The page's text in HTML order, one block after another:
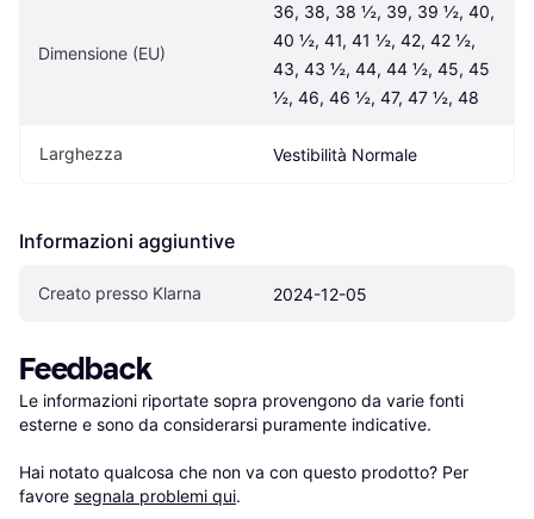
Dimensione (EU)
36, 38, 38 ½, 39, 39 ½, 40,
40 ½, 41, 41 ½, 42, 42 ½,
43, 43 ½, 44, 44 ½, 45, 45
½, 46, 46 ½, 47, 47 ½, 48
Larghezza Vestibilità Normale
Informazioni aggiuntive
Creato presso Klarna 2024-12-05
Feedback
Le informazioni riportate sopra provengono da varie fonti
esterne e sono da considerarsi puramente indicative.
Hai notato qualcosa che non va con questo prodotto? Per
favore segnala problemi qui.